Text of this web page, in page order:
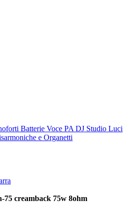
Batterie Voce PA DJ Studio Luci
e Organetti
75 creamback 75w 8ohm